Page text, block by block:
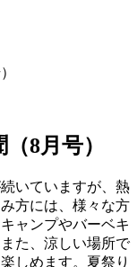
8月号）
いていますが、熱
方には、様々な方
ャンプやバーベキ
た、涼しい場所で
しめます。夏祭り